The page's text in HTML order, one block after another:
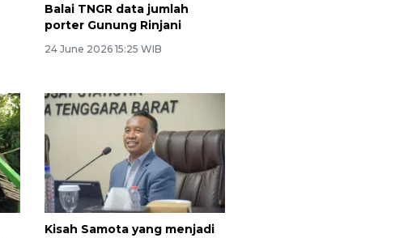
Balai TNGR data jumlah
porter Gunung Rinjani
24 June 2026 15:25 WIB
Kisah Samota yang menjadi